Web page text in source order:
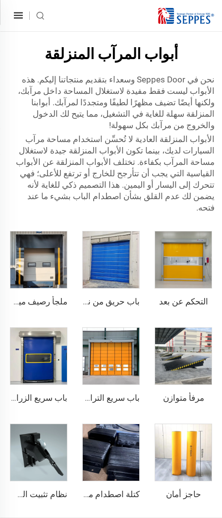
أبواب المرآب المنزلقة
نحن في Seppes Door وسعداء بتقديم منتجاتنا إليكم. هذه
الأبواب ليست فقط مفيدة لاستغلال المساحة داخل مرآبك،
ولكنها أيضًا تضيف مظهرًا لطيفًا ومتجددًا لمرآبك. أبوابنا
المنزلقة سهلة للغاية في التشغيل، مما يتيح لك الدخول
والخروج من مرآبك بكل سهولة!
الأبواب المنزلقة العادية لا تُحسِّن استخدام مساحة مرآب
السيارات لديك، بينما تكون الأبواب المنزلقة جيدة لاستغلال
مساحة المرآب بكفاءة. تختلف الأبواب المنزلقة عن الأبواب
القياسية التي يجب أن تتأرجح للخارج أو ترتفع للأعلى؛ فهي
تتحرك إلى اليسار أو اليمين. هذا التصميم ذكي للغاية لأنه
يضمن لك عدم القلق بشأن اصطدام الباب بشيء ما عند
فتحه.
التحكم عن بعد باب حريق من نسيج غير عضوي ملجأ رصيف ميكانيكي
مرفأ متوازن باب سريع التراكم باب سريع الزراعة
حاجز أمان كتلة اصطدام منصة نظام تثبيت الشاحنات